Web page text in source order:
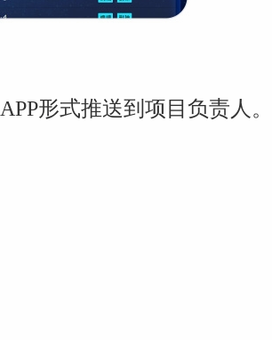
APP形式推送到 项目 负责人。